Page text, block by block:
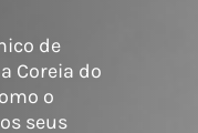
de
Coreia do
o
seus